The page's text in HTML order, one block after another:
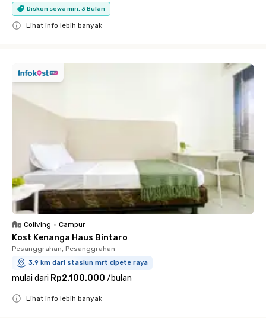
Diskon sewa min. 3 Bulan
Lihat info lebih banyak
Coliving • Campur
Kost Kenanga Haus Bintaro
Pesanggrahan, Pesanggrahan
3.9 km dari stasiun mrt cipete raya
mulai dari Rp2.100.000 /bulan
Lihat info lebih banyak